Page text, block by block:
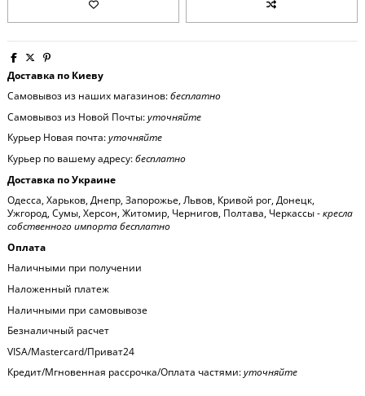
Доставка по Киеву
Самовывоз из наших магазинов:бесплатно
Самовывоз из Новой Почты:уточняйте
Курьер Новая почта:уточняйте
Курьер по вашему адресу:бесплатно
Доставка по Украине
Одесса, Харьков, Днепр, Запорожье, Львов, Кривой рог, Донецк,
Ужгород, Сумы, Херсон, Житомир, Чернигов, Полтава, Черкассы -кресла
собственного импорта бесплатно
Оплата
Наличными при получении
Наложенный платеж
Наличными при самовывозе
Безналичный расчет
VISA/Mastercard/Приват24
Кредит/Мгновенная рассрочка/Оплата частями:уточняйте